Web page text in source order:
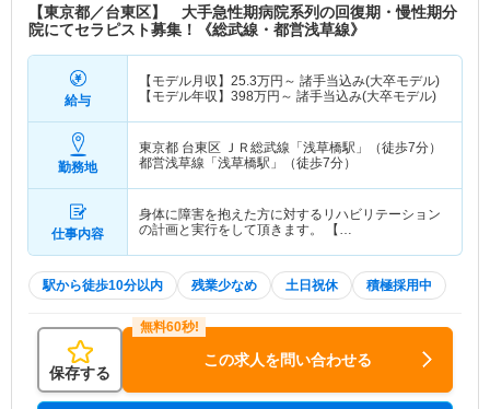
【東京都／台東区】 大手急性期病院系列の回復期・慢性期分
院にてセラピスト募集！《総武線・都営浅草線》
給与
【モデル月収】 25.3万円～
【モデル年収】 398万円～ 諸手当込み(大卒モデル)
勤務地
東京都 台東区 ＪＲ総武線「浅草橋駅」（徒歩7分）
都営浅草線「浅草橋駅」（徒歩7分）
仕事内容
身体に障害を抱えた方に対するリハビリテーション
の計画と実行をして頂きます。 【…
駅から徒歩10分以内 残業少なめ 土日祝休 積極採用中
保存する
この求人を問い合わせる